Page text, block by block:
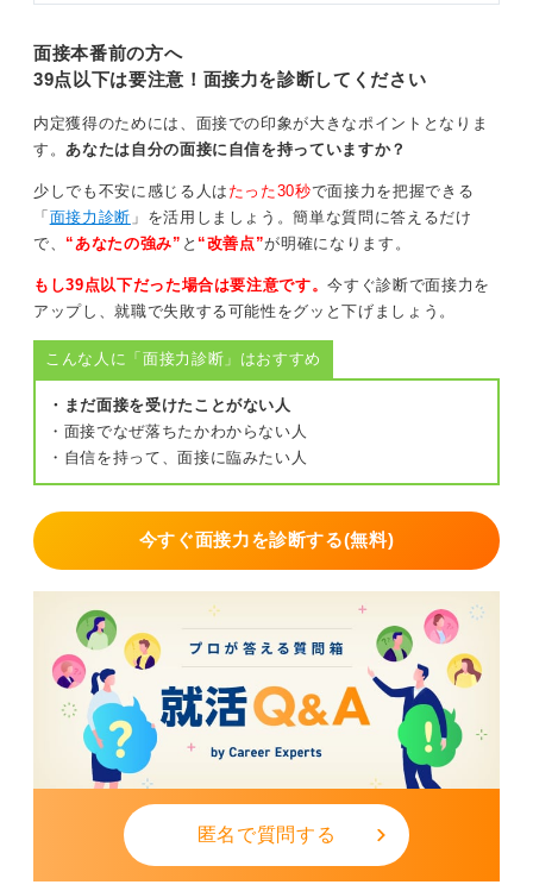
面接本番前の方へ
39点以下は要注意！面接力を診断してください
内定獲得のためには、面接での印象が大きなポイントとなりま
す。あなたは自分の面接に自信を持っていますか？
少しでも不安に感じる人は たった30秒で面接力を把握できる
「 面接力診断 」を活用しましょう。簡単な質問に答えるだけ
で、 “あなたの強み” と “改善点”が明確になります。
もし39点以下だった場合は要注意です。今すぐ診断で面接力を
アップし、就職で失敗する可能性をグッと下げましょう。
こんな人に「面接力診断」はおすすめ
・まだ面接を受けたことがない人
・面接でなぜ落ちたかわからない人
・自信を持って、面接に臨みたい人
今すぐ面接力を診断する(無料)
匿名で質問する